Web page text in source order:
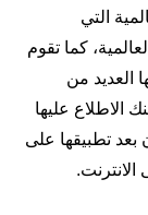
التي
كما تقوم
العديد من
الاطلاع عليها
تطبيقها على